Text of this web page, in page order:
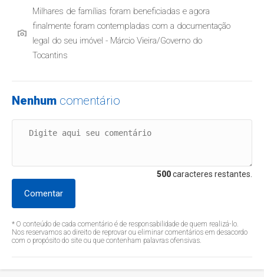
Milhares de famílias foram beneficiadas e agora
finalmente foram contempladas com a documentação
legal do seu imóvel - Márcio Vieira/Governo do
Tocantins
Nenhum comentário
500caracteres restantes.
Comentar
* O conteúdo de cada comentário é de responsabilidade de quem realizá-lo.
Nos reservamos ao direito de reprovar ou eliminar comentários em desacordo
com o propósito do site ou que contenham palavras ofensivas.